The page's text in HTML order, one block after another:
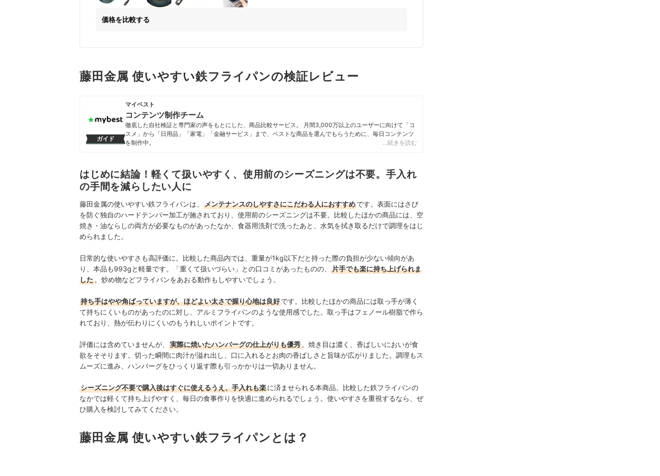
価格を比較する
藤田金属 使いやすい鉄フライパンの検証レビュー
ガイド
マイベスト
コンテンツ制作チーム
徹底した自社検証と専門家の声をもとにした、商品比較サービス。 月間3,000万以上のユーザーに向けて「コ
スメ」から「日用品」「家電」「金融サービス」まで、ベストな商品を選んでもらうために、毎日コンテンツ
を制作中。
…続きを読む
はじめに結論！軽くて扱いやすく、使用前のシーズニングは不要。手入れ
の手間を減らしたい人に
藤田金属の使いやすい鉄フライパンは、 メンテナンスのしやすさにこだわる人におすすめです。表面にはさび
を防ぐ独自のハードテンパー加工が施されており、使用前のシーズニングは不要。比較したほかの商品には、空
焼き・油ならしの両方が必要なものがあったなか、食器用洗剤で洗ったあと、水気を拭き取るだけで調理をはじ
められました。
日常的な使いやすさも高評価に。比較した商品内では、重量が1kg以下だと持った際の負担が少ない傾向があ
り、本品も993gと軽量です。「重くて扱いづらい」との口コミがあったものの、
片手でも楽に持ち上げられま
した 。炒め物などフライパンをあおる動作もしやすいでしょう。
持ち手はやや角ばっていますが、ほどよい太さで握り心地は良好です。比較したほかの商品には取っ手が薄く
て持ちにくいものがあったのに対し、アルミフライパンのような使用感でした。取っ手はフェノール樹脂で作ら
れており、熱が伝わりにくいのもうれしいポイントです。
評価には含めていませんが、 実際に焼いたハンバーグの仕上がりも優秀 。焼き目は濃く、香ばしいにおいが食
欲をそそります。切った瞬間に肉汁が溢れ出し、口に入れるとお肉の香ばしさと旨味が広がりました。調理もス
ムーズに進み、ハンバーグをひっくり返す際も引っかかりは一切ありません。
シーズニング不要で購入後はすぐに使えるうえ、手入れも楽に済ませられる本商品。比較した鉄フライパンの
なかでは軽くて持ち上げやすく、毎日の食事作りを快適に進められるでしょう。使いやすさを重視するなら、ぜ
ひ購入を検討してみてください。
藤田金属 使いやすい鉄フライパンとは？